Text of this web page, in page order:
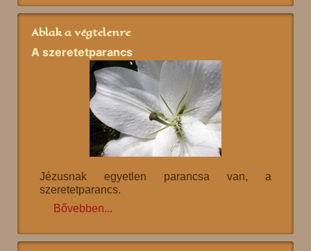
Ablak a végtelenre
A szeretetparancs
Jézusnak egyetlen parancsa van, a
szeretetparancs.
Bővebben...